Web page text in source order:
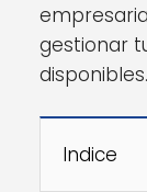
gestionar
disponibles.
Indice